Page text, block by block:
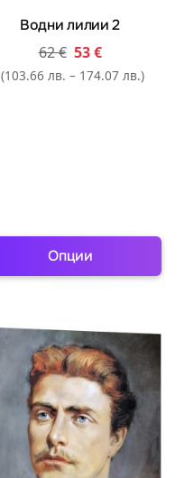
on
the
product
Водни лилии 2
62€ 53€
(103.66 лв. – 174.07 лв.)
Опции
has
multiple
variants.
The
options
may
be